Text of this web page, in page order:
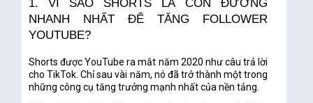
1. VÌ SAO SHORTS LÀ CON ĐƯỜNG
NHANH NHẤT ĐỂ TĂNG FOLLOWER
YOUTUBE?
Shorts được YouTube ra mắt năm 2020 như câu trả lời
cho TikTok. Chỉ sau vài năm, nó đã trở thành một trong
những công cụ tăng trưởng mạnh nhất của nền tảng.